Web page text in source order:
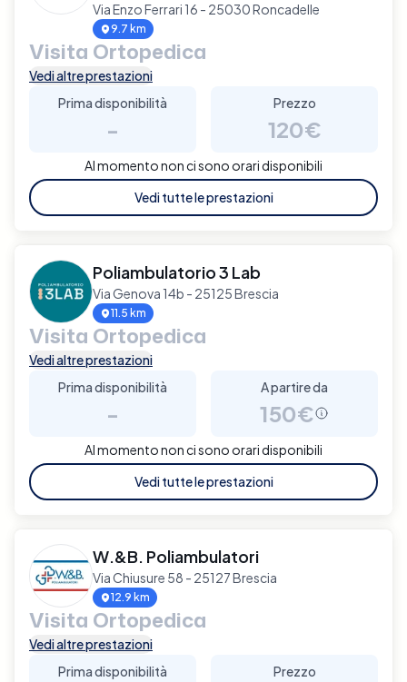
Via Enzo Ferrari 16 - 25030 Roncadelle
9.7 km
Visita Ortopedica
Vedi altre prestazioni
Prima disponibilità
-
Prezzo
120€
Al momento non ci sono orari disponibili
Vedi tutte le prestazioni
Poliambulatorio 3 Lab
Via Genova 14b - 25125 Brescia
11.5 km
Visita Ortopedica
Vedi altre prestazioni
Prima disponibilità
-
A partire da
150€
Al momento non ci sono orari disponibili
Vedi tutte le prestazioni
W.&B. Poliambulatori
Via Chiusure 58 - 25127 Brescia
12.9 km
Visita Ortopedica
Vedi altre prestazioni
Prima disponibilità
Prezzo